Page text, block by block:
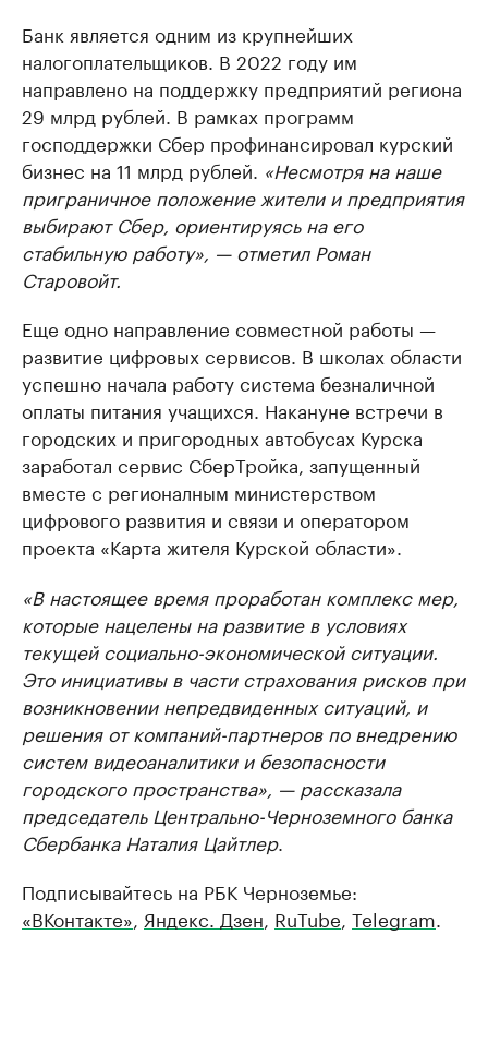
Банк является одним из крупнейших
налогоплательщиков. В 2022 году им
направлено на поддержку предприятий региона
29 млрд рублей. В рамках программ
господдержки Сбер профинансировал курский
бизнес на 11 млрд рублей. «Несмотря на наше
приграничное положение жители и предприятия
выбирают Сбер, ориентируясь на его
стабильную работу», — отметил Роман
Старовойт.
Еще одно направление совместной работы —
развитие цифровых сервисов. В школах области
успешно начала работу система безналичной
оплаты питания учащихся. Накануне встречи в
городских и пригородных автобусах Курска
заработал сервис СберТройка, запущенный
вместе с регионалным министерством
цифрового развития и связи и оператором
проекта «Карта жителя Курской области».
«В настоящее время проработан комплекс мер,
которые нацелены на развитие в условиях
текущей социально-экономической ситуации.
Это инициативы в части страхования рисков при
возникновении непредвиденных ситуаций, и
решения от компаний-партнеров по внедрению
систем видеоаналитики и безопасности
городского пространства», — рассказала
председатель Центрально-Черноземного банка
Сбербанка Наталия Цайтлер.
Подписывайтесь на РБК Черноземье:
«ВКонтакте», Яндекс. Дзен, RuTube, Telegram.